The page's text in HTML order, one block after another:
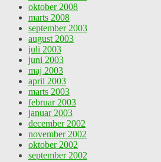
oktober 2008
marts 2008
september 2003
august 2003
juli 2003
juni 2003
maj 2003
april 2003
marts 2003
februar 2003
januar 2003
december 2002
november 2002
oktober 2002
september 2002